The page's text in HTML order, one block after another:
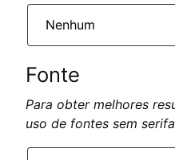
Fonte
Para obter melhores
uso de fontes sem